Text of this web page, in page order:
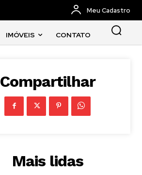
Meu Cadastro
IMÓVEIS CONTATO
Compartilhar
Mais lidas